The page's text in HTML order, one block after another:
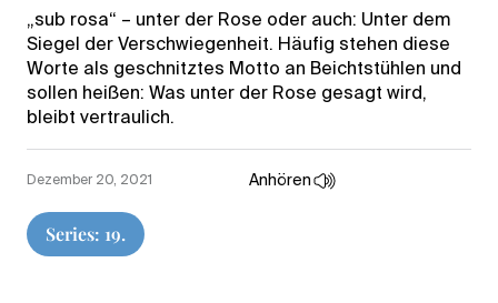
„sub rosa“ – unter der Rose oder auch: Unter dem
Siegel der Verschwiegenheit. Häufig stehen diese
Worte als geschnitztes Motto an Beichtstühlen und
sollen heißen: Was unter der Rose gesagt wird,
bleibt vertraulich.
Series: 19.
Dezember 20, 2021 Anhören